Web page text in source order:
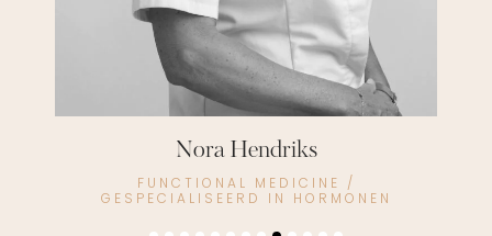
Raquelle van Doorn
HUIDTHERAPEUT